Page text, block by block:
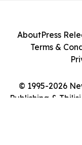
© 1995-2026
Publishing &
AboutPress
Terms &